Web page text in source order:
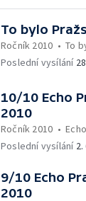
To bylo
Ročník 2010 •To
Poslední vysílání
10/10 Echo
2010
Ročník 2010 •
Poslední vysílání 2.
9/10 Echo
2010